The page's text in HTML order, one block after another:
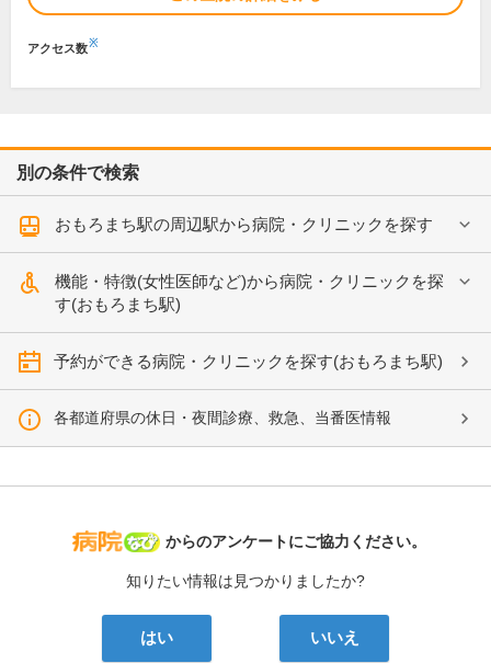
アクセス数※
別の条件で検索
おもろまち駅の周辺駅から病院・クリニックを探す
機能・特徴(女性医師など)から病院・クリニックを探
す(おもろまち駅)
予約ができる病院・クリニックを探す(おもろまち駅)
各都道府県の休日・夜間診療、救急、当番医情報
病院なび
からのアンケートにご協力ください。
知りたい情報は見つかりましたか?
はい いいえ